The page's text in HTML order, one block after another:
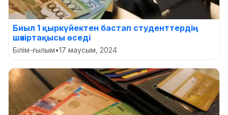
Биыл 1 қыркүйектен бастап студенттердің
шәкіртақысы өседі
Білім-ғылым•17 маусым, 2024